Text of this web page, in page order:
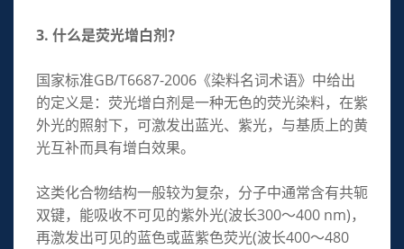
3. 什么是荧光增白剂？
国家标准GB/T6687-2006《染料名词术语》中给出
的定义是：荧光增白剂是一种无色的荧光染料，在紫
外光的照射下，可激发出蓝光、紫光，与基质上的黄
光互补而具有增白效果。
这类化合物结构一般较为复杂，分子中通常含有共轭
双键，能吸收不可见的紫外光(波长300～400 nm)，
再激发出可见的蓝色或蓝紫色荧光(波长400～480